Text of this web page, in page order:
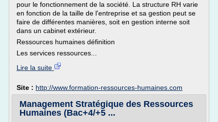
pour le fonctionnement de la société. La structure RH varie
en fonction de la taille de l'entreprise et sa gestion peut se
faire de différentes manières, soit en gestion interne soit
dans un cabinet extérieur.
Ressources humaines définition
Les services ressources...
Lire la suite
Site : http://www.formation-ressources-humaines.com
Management Stratégique des Ressources
Humaines (Bac+4/+5 ...